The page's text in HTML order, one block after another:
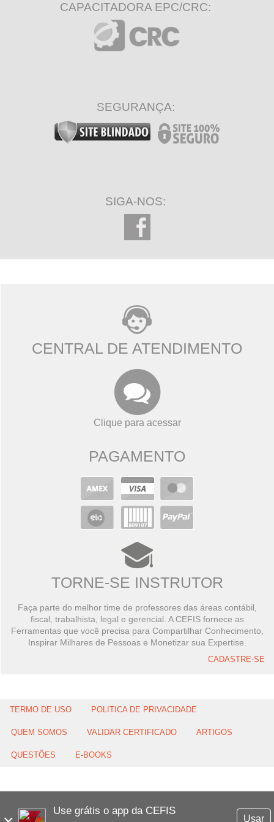
Use grátis o app da CEFIS
Usar
CAPACITADORA EPC/CRC:
SEGURANÇA:
SIGA-NOS:
CENTRAL DE ATENDIMENTO
Clique para acessar
PAGAMENTO
TORNE-SE INSTRUTOR
Faça parte do melhor time de professores das áreas contábil,
fiscal, trabalhista, legal e gerencial. A CEFIS fornece as
Ferramentas que você precisa para Compartilhar Conhecimento,
Inspirar Milhares de Pessoas e Monetizar sua Expertise.
CADASTRE-SE
TERMO DE USO POLITICA DE PRIVACIDADE
QUEM SOMOS VALIDAR CERTIFICADO ARTIGOS
QUESTÕES E-BOOKS